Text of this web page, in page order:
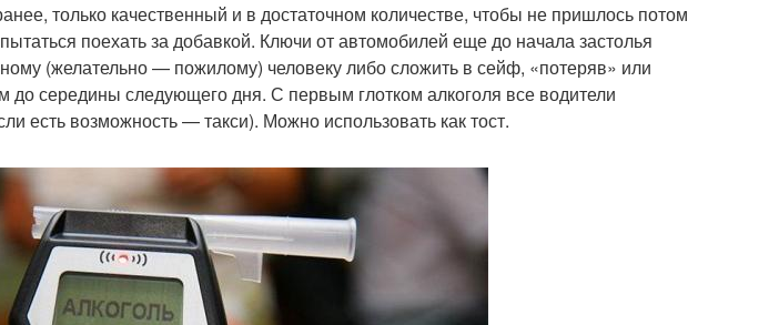
только качественный и в достаточном количестве, чтобы не пришлось потом
поехать за добавкой. Ключи от автомобилей еще до начала застолья
(желательно — пожилому) человеку либо сложить в сейф, «потеряв» или
до середины следующего дня. С первым глотком алкоголя все водители
есть возможность — такси). Можно использовать как тост.